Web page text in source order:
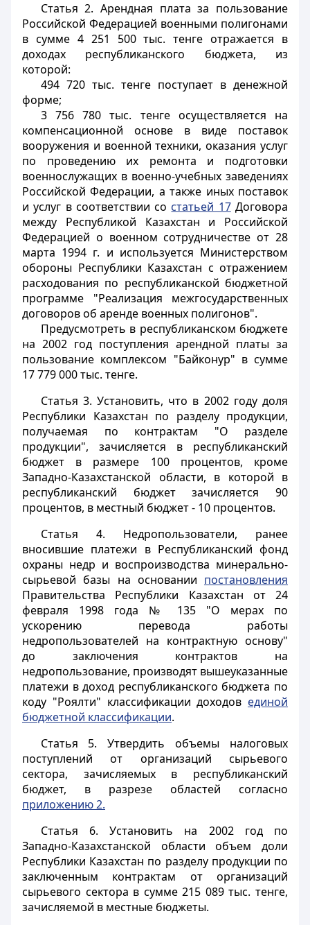
Статья 2. Арендная плата за пользование
Российской Федерацией военными полигонами
в сумме 4 251 500 тыс. тенге отражается в
доходах республиканского бюджета, из
которой:
494 720 тыс. тенге поступает в денежной
форме;
3 756 780 тыс. тенге осуществляется на
компенсационной основе в виде поставок
вооружения и военной техники, оказания услуг
по проведению их ремонта и подготовки
военнослужащих в военно-учебных заведениях
Российской Федерации, а также иных поставок
и услуг в соответствии со статьей 17Договора
между Республикой Казахстан и Российской
Федерацией о военном сотрудничестве от 28
марта 1994 г. и используется Министерством
обороны Республики Казахстан с отражением
расходования по республиканской бюджетной
программе "Реализация межгосударственных
договоров об аренде военных полигонов".
Предусмотреть в республиканском бюджете
на 2002 год поступления арендной платы за
пользование комплексом "Байконур" в сумме
17 779 000 тыс. тенге.
Статья 3. Установить, что в 2002 году доля
Республики Казахстан по разделу продукции,
получаемая по контрактам "О разделе
продукции", зачисляется в республиканский
бюджет в размере 100 процентов, кроме
Западно-Казахстанской области, в которой в
республиканский бюджет зачисляется 90
процентов, в местный бюджет - 10 процентов.
Статья 4. Недропользователи, ранее
вносившие платежи в Республиканский фонд
охраны недр и воспроизводства минерально-
сырьевой базы на основании постановления
Правительства Республики Казахстан от 24
февраля 1998 года № 135 "О мерах по
ускорению перевода работы
недропользователей на контрактную основу"
до заключения контрактов на
недропользование, производят вышеуказанные
платежи в доход республиканского бюджета по
коду "Роялти" классификации доходов единой
бюджетной классификации.
Статья 5. Утвердить объемы налоговых
поступлений от организаций сырьевого
сектора, зачисляемых в республиканский
бюджет, в разрезе областей согласно
приложению 2.
Статья 6. Установить на 2002 год по
Западно-Казахстанской области объем доли
Республики Казахстан по разделу продукции по
заключенным контрактам от организаций
сырьевого сектора в сумме 215 089 тыс. тенге,
зачисляемой в местные бюджеты.